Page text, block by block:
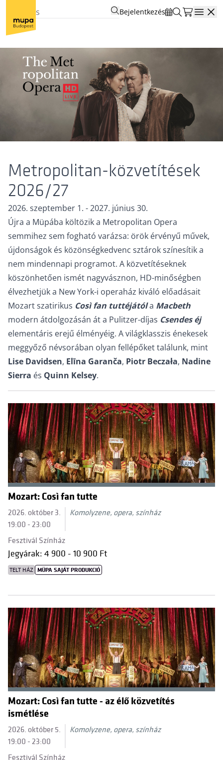
Bejelentkezés
Metropolitan-közvetítések
2026/27
2026. szeptember 1. - 2027. június 30.
Újra a Müpába költözik a Metropolitan Opera
semmihez sem fogható varázsa: örök érvényű művek,
újdonságok és közönségkedvenc sztárok színesítik a
nem mindennapi programot. A közvetítéseknek
köszönhetően ismét nagyvásznon, HD-minőségben
élvezhetjük a New York-i operaház kiváló előadásait
Mozart szatirikus Così fan tuttéjátóla Macbeth
modern átdolgozásán át a Pulitzer-díjas Csendes éj
elementáris erejű élményéig. A világklasszis énekesek
meggyőző névsorában olyan fellépőket találunk, mint
Lise Davidsen, Elīna Garanča, Piotr Beczała, Nadine
Sierra és Quinn Kelsey.
Mozart: Così fan tutte
2026. október 3.
19:00 - 23:00
Komolyzene, opera, színház
Fesztivál Színház
Jegyárak: 4 900 - 10 900 Ft
TELT HÁZ MÜPA SAJÁT PRODUKCIÓ
Mozart: Così fan tutte - az élő közvetítés
ismétlése
2026. október 5.
19:00 - 23:00
Komolyzene, opera, színház
Fesztivál Színház